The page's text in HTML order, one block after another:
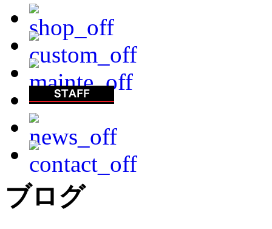
ブログ